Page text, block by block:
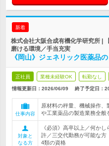
新着
株式会社大阪合成有機化学研究所 |
磨ける環境／手当充実
《岡山》ジェネリック医薬品
正社員 業種未経験OK 転勤なし
情報更新日：2026/06/09 終了予定日：
仕事内容
原材料の秤量、機械操作
や工業薬品の製造業務全般
対象と
なる方
《必須》高卒以上／何か
許／三交代勤務が可能な方
4類の資格